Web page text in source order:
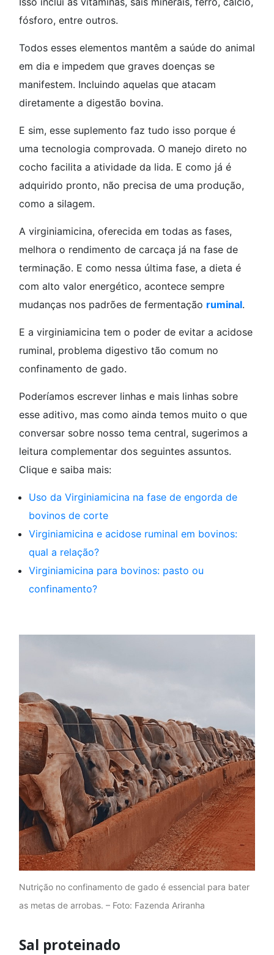
fósforo, entre outros.
Todos esses elementos mantêm a saúde do animal
em dia e impedem que graves doenças se
manifestem. Incluindo aquelas que atacam
diretamente a digestão bovina.
E sim, esse suplemento faz tudo isso porque é
uma tecnologia comprovada. O manejo direto no
cocho facilita a atividade da lida. E como já é
adquirido pronto, não precisa de uma produção,
como a silagem.
A virginiamicina, oferecida em todas as fases,
melhora o rendimento de carcaça já na fase de
terminação. E como nessa última fase, a dieta é
com alto valor energético, acontece sempre
mudanças nos padrões de fermentação ruminal.
E a virginiamicina tem o poder de evitar a acidose
ruminal, problema digestivo tão comum no
confinamento de gado.
Poderíamos escrever linhas e mais linhas sobre
esse aditivo, mas como ainda temos muito o que
conversar sobre nosso tema central, sugerimos a
leitura complementar dos seguintes assuntos.
Clique e saiba mais:
Uso da Virginiamicina na fase de engorda de
bovinos de corte
Virginiamicina e acidose ruminal em bovinos:
qual a relação?
Virginiamicina para bovinos: pasto ou
confinamento?
Nutrição no confinamento de gado é essencial para bater
as metas de arrobas. – Foto: Fazenda Ariranha
Sal proteinado